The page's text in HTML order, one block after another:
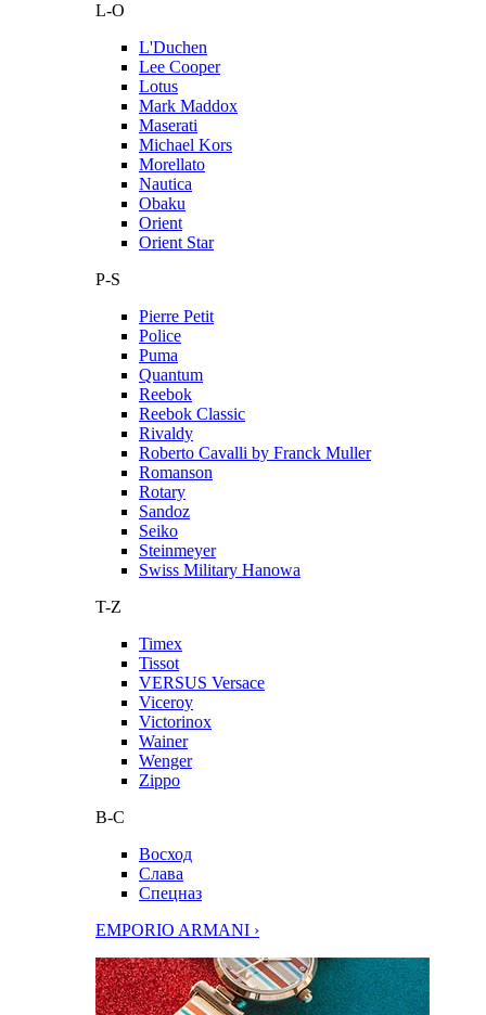
L-O
L'Duchen
Lee Cooper
Lotus
Mark Maddox
Maserati
Michael Kors
Morellato
Nautica
Obaku
Orient
Orient Star
P-S
Pierre Petit
Police
Puma
Quantum
Reebok
Reebok Classic
Rivaldy
Roberto Cavalli by Franck Muller
Romanson
Rotary
Sandoz
Seiko
Steinmeyer
Swiss Military Hanowa
T-Z
Timex
Tissot
VERSUS Versace
Viceroy
Victorinox
Wainer
Wenger
Zippo
В-С
Восход
Слава
Спецназ
EMPORIO ARMANI ›